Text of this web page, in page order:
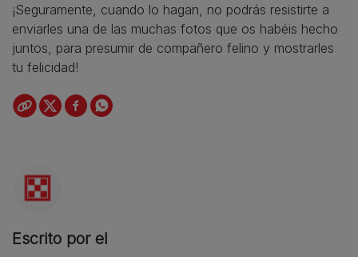
¡Seguramente, cuando lo hagan, no podrás resistirte a
enviarles una de las muchas fotos que os habéis hecho
juntos, para presumir de compañero felino y mostrarles
tu felicidad!
Escrito por el